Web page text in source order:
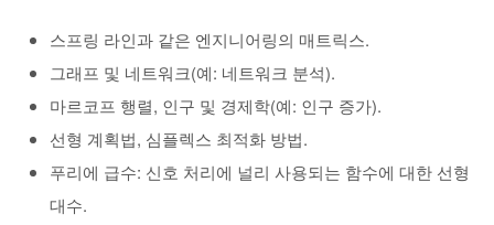
스프링 라인과 같은 엔지니어링의 매트릭스.
그래프 및 네트워크(예: 네트워크 분석).
마르코프 행렬, 인구 및 경제학(예: 인구 증가).
선형 계획법, 심플렉스 최적화 방법.
푸리에 급수: 신호 처리에 널리 사용되는 함수에 대한 선형
대수.